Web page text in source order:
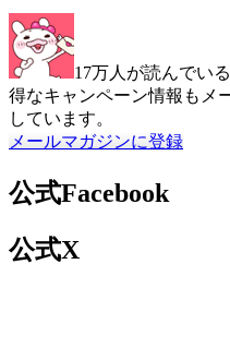
17万人が読んでい
得なキャンペーン情報もメ
しています。
メールマガジンに登録
公式Facebook
公式X